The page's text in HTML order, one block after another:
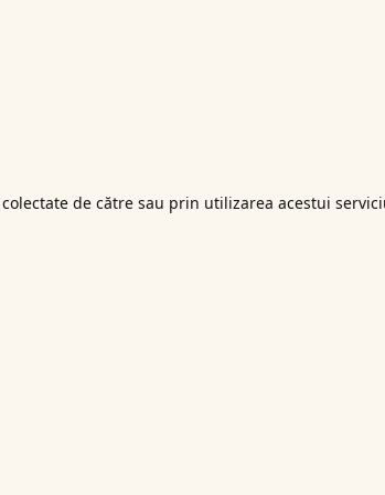
de către sau prin utilizarea acestui